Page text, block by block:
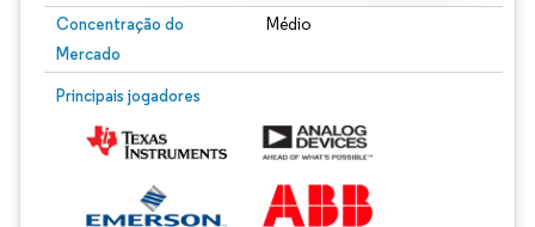
Concentração do
Mercado
Médio
Principais jogadores